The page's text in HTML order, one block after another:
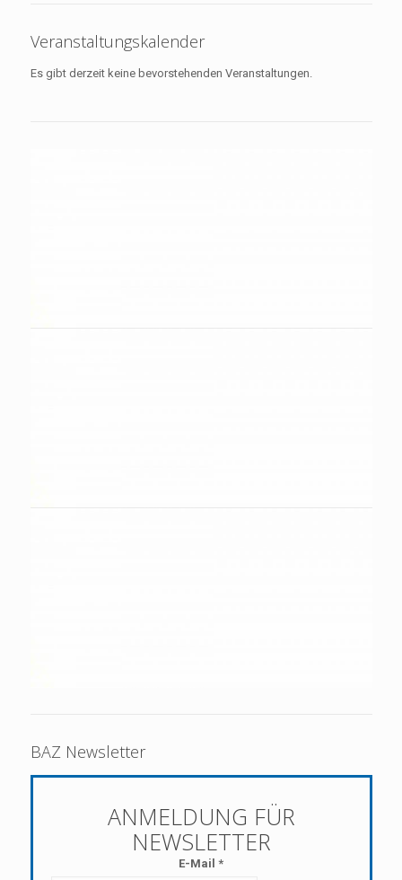
Veranstaltungskalender
Es gibt derzeit keine bevorstehenden Veranstaltungen.
BAZ Newsletter
E-Mail *